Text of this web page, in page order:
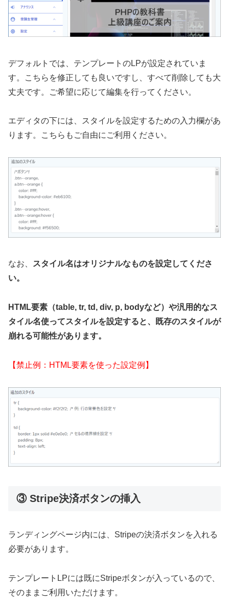
デフォルトでは、テンプレートのLPが設定されていま
す。こちらを修正しても良いですし、すべて削除しても大
丈夫です。ご希望に応じて編集を行ってください。
エディタの下には、スタイルを設定するための入力欄があ
ります。こちらもご自由にご利用ください。
なお、 スタイル名はオリジナルなものを設定してくださ
い。
HTML要素（table, tr, td, div, p, bodyなど）や汎用的なス
タイル名使ってスタイルを設定すると、既存のスタイルが
崩れる可能性があります。
【禁止例：HTML要素を使った設定例】
③ Stripe決済ボタンの挿入
ランディングページ内には、Stripeの決済ボタンを入れる
必要があります。
テンプレートLPには既にStripeボタンが入っているので、
そのままご利用いただけます。